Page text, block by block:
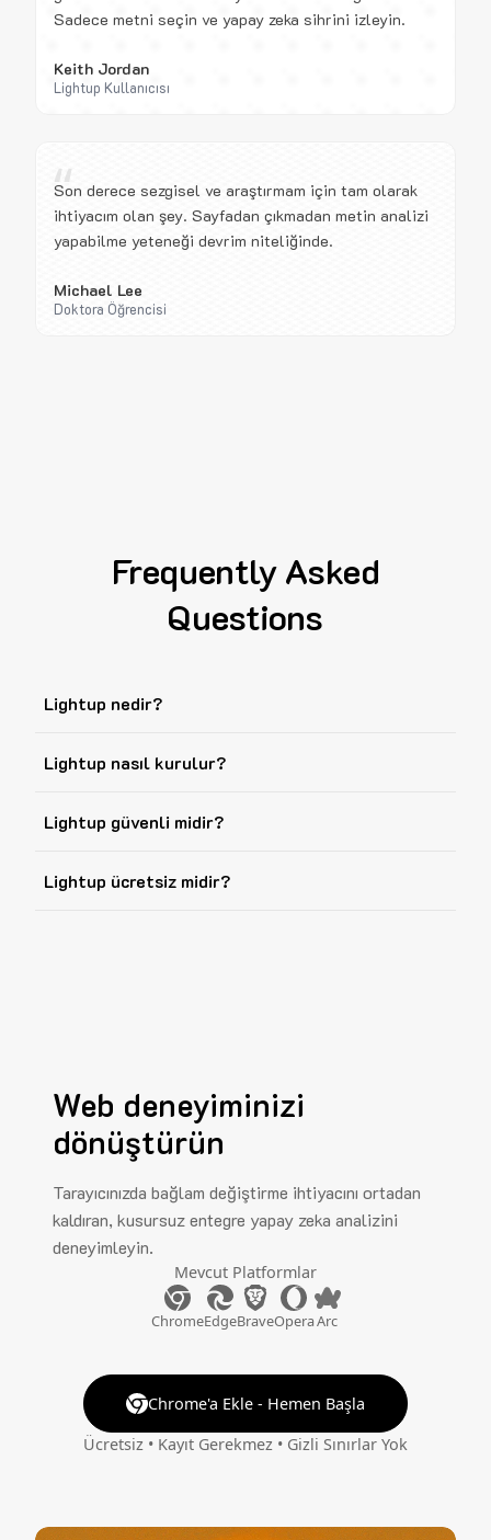
Sadece metni seçin ve yapay zeka sihrini izleyin.
Keith Jordan
Lightup Kullanıcısı
“
Son derece sezgisel ve araştırmam için tam olarak
ihtiyacım olan şey. Sayfadan çıkmadan metin analizi
yapabilme yeteneği devrim niteliğinde.
Michael Lee
Doktora Öğrencisi
Frequently Asked
Questions
Lightup nedir?
Lightup nasıl kurulur?
Lightup güvenli midir?
Lightup ücretsiz midir?
Web deneyiminizi
dönüştürün
Tarayıcınızda bağlam değiştirme ihtiyacını ortadan
kaldıran, kusursuz entegre yapay zeka analizini
deneyimleyin.
Mevcut Platformlar
ChromeEdgeBraveOperaArc
Chrome'a Ekle - Hemen Başla
Ücretsiz • Kayıt Gerekmez • Gizli Sınırlar Yok